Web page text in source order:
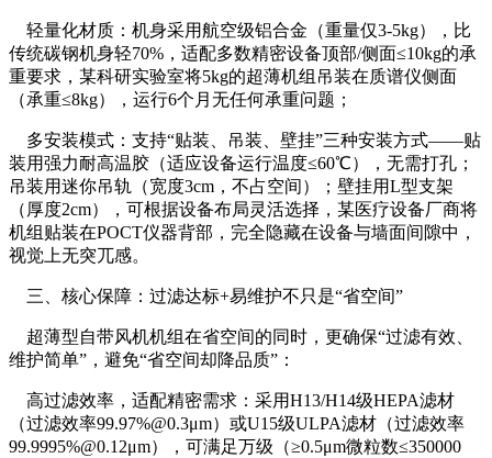
轻量化材质：机身采用航空级铝合金（重量仅3-5kg），比
传统碳钢机身轻70%，适配多数精密设备顶部/侧面≤10kg的承
重要求，某科研实验室将5kg的超薄机组吊装在质谱仪侧面
（承重≤8kg），运行6个月无任何承重问题；
多安装模式：支持“贴装、吊装、壁挂”三种安装方式——贴
装用强力耐高温胶（适应设备运行温度≤60℃），无需打孔；
吊装用迷你吊轨（宽度3cm，不占空间）；壁挂用L型支架
（厚度2cm），可根据设备布局灵活选择，某医疗设备厂商将
机组贴装在POCT仪器背部，完全隐藏在设备与墙面间隙中，
视觉上无突兀感。
三、核心保障：过滤达标+易维护不只是“省空间”
超薄型自带风机机组在省空间的同时，更确保“过滤有效、
维护简单”，避免“省空间却降品质”：
高过滤效率，适配精密需求：采用H13/H14级HEPA滤材
（过滤效率99.97%@0.3μm）或U15级ULPA滤材（过滤效率
99.9995%@0.12μm），可满足万级（≥0.5μm微粒数≤350000